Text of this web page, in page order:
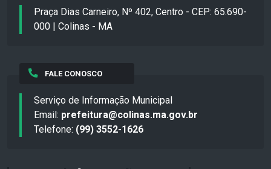
Praça Dias Carneiro, Nº 402, Centro - CEP: 65.690-
000 | Colinas - MA
FALE CONOSCO
Serviço de Informação Municipal
Email: prefeitura@colinas.ma.gov.br
Telefone: (99) 3552-1626